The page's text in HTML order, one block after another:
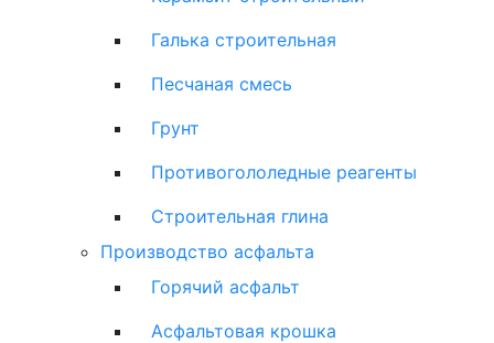
Галька строительная
Песчаная смесь
Грунт
Противогололедные реагенты
Строительная глина
Производство асфальта
Горячий асфальт
Асфальтовая крошка